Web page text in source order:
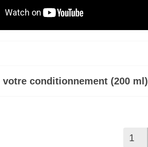
votre conditionnement (200 ml)